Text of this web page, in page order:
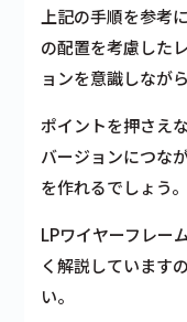
上記の手順を参考
の配置を考慮した
ョンを意識しなが
ポイントを押さえ
バージョンにつな
を作れるでしょう。
LPワイヤーフレー
く解説しています
い。